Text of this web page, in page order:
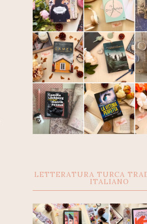
LETTERATURA TURCA
ITALIANO